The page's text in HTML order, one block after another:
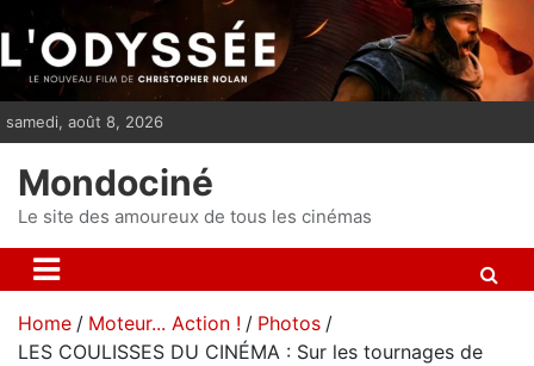
i
p
n
samedi, août 8, 2026
Mondociné
Le site des amoureux de tous les cinémas
Home Moteur... Action !
Photos
LES COULISSES DU CINÉMA : Sur les tournages de